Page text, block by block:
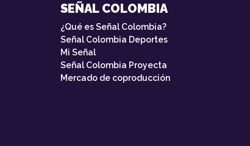
SEÑAL COLOMBIA
¿Qué es Señal Colombia?
Señal Colombia Deportes
Mi Señal
Señal Colombia Proyecta
Mercado de coproducción